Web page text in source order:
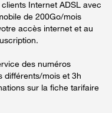
Internet ADSL avec
de 200Go/mois
accès internet et au
des numéros
différents/mois et 3h
sur la fiche tarifaire